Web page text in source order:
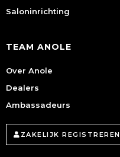
Saloninrichting
TEAM ANOLE
Over Anole
Dealers
Ambassadeurs
ZAKELIJK REGISTREREN